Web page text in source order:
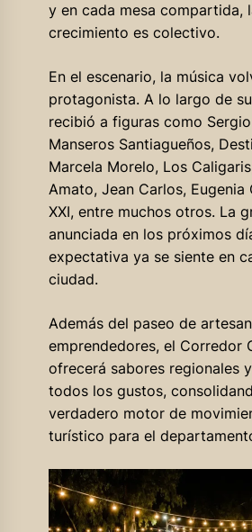
y en cada mesa compartida,
crecimiento es colectivo.
En el escenario, la música
protagonista. A lo largo de
recibió a figuras como
Manseros Santiagueños,
Marcela Morelo, Los
Amato, Jean Carlos, Eugenia
XXI, entre muchos otros. La
anunciada en los próximos
expectativa ya se siente en
ciudad.
Además del paseo de
emprendedores, el Corredor
ofrecerá sabores regionales
todos los gustos,
verdadero motor de
turístico para el